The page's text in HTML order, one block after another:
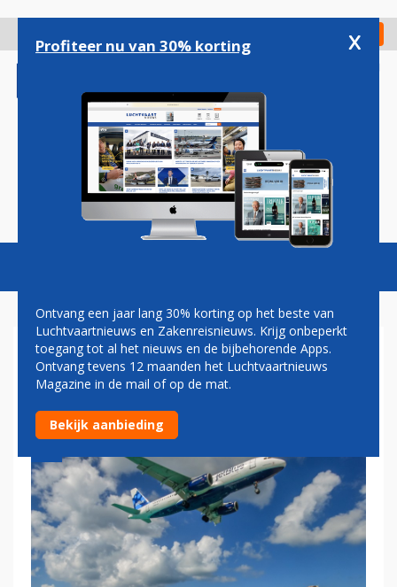
gaan
Check in
Magazine Podcasts Vacatures
JETBLUE BREIDT VERDER UIT
OP ARUBA EN SINT MAARTEN
Profiteer nu van 30% korting x
Ontvang een jaar lang 30% korting op het beste van
Luchtvaartnieuws en Zakenreisnieuws. Krijg onbeperkt
toegang tot al het nieuws en de bijbehorende Apps.
Ontvang tevens 12 maanden het Luchtvaartnieuws
Magazine in de mail of op de mat.
Bekijk aanbieding